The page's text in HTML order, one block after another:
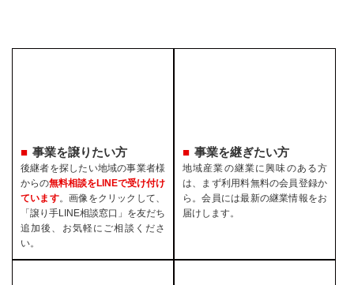
事業を譲りたい方
後継者を探したい地域の事業者様
からの無料相談をLINEで受け付け
ています。画像をクリックして、
「譲り手LINE相談窓口」を友だち
追加後、お気軽にご相談くださ
い。
事業を継ぎたい方
地域産業の継業に興味のある方
は、まず利用料無料の会員登録か
ら。会員には最新の継業情報をお
届けします。